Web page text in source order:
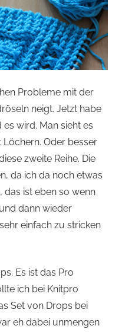
Probleme mit der
neigt. Jetzt habe
wird. Man sieht es
Löchern. Oder besser
zweite Reihe. Die
da ich da noch etwas
das ist eben so wenn
dann wieder
einfach zu stricken
Es ist das Pro
ich bei Knitpro
Set von Drops bei
eh dabei unmengen